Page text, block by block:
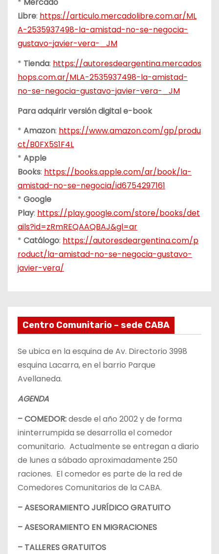
Libre: https://articulo.mercadolibre.com.ar/ML
A-2535937498-la-amistad-no-se-negocia-
gustavo-javier-vera-_JM
* Tienda: https://autoresdeargentina.mercados
hops.com.ar/MLA-2535937498-la-amistad-
no-se-negocia-gustavo-javier-vera-_JM
Para adquirir versión digital e-book
* Amazon: https://www.amazon.com/gp/produ
ct/B0FX5S1F4L
* Apple
Books: https://books.apple.com/ar/book/la-
amistad-no-se-negocia/id6754297161
* Google
Play: https://play.google.com/store/books/det
ails?id=zRmREQAAQBAJ&gl=ar
* Catálogo: https://autoresdeargentina.com/p
roduct/la-amistad-no-se-negocia-gustavo-
javier-vera/
Centro Comunitario – sede CABA
Se ubica en la esquina de Av. Directorio 3998
esquina Lacarra, en el barrio Parque
Avellaneda.
AGENDA
– COMEDOR:desde el año 2002 y de forma
ininterrumpida se desarrolla el comedor
comunitario. Actualmente se entregan a diario
de lunes a sábado aproximadamente 250
raciones. El comedor es parte de la red de
Comedores Comunitarios de la CABA.
– ASESORAMIENTO JURÍDICO GRATUITO
– ASESORAMIENTO EN MIGRACIONES
– TALLERES GRATUITOS